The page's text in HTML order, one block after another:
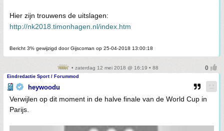
Hier zijn trouwens de uitslagen:
http://nk2018.timonhagen.nl/index.htm
Bericht 3% gewijzigd door Gijscoman op 25-04-2018 13:00:18
• zaterdag 12 mei 2018 @ 16:19 • 88
Eindredactie Sport / Forummod
heywoodu
Verwijlen op dit moment in de halve finale van de World Cup in
Parijs.